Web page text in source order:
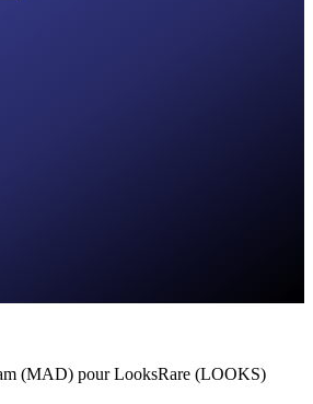
(MAD) pour LooksRare (LOOKS)